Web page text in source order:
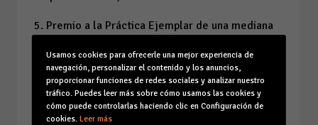
5. Premio a la Práctica Ejemplar de una mediana
6. Reconocimiento a la Práctica Ejemplar de una
gran empresa, sin dotación económica, a
propuesta de las entidades colaboradoras.
Usamos cookies para ofrecerle una mejor experiencia de
navegación, personalizar el contenido y los anuncios,
proporcionar funciones de redes sociales y analizar nuestro
tráfico. Puedes leer más sobre cómo usamos las cookies y
cómo puede controlarlas haciendo clic en Configuración de
cookies. Leer más